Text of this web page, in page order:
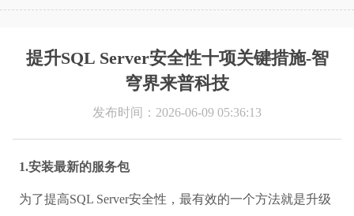
提升SQL Server安全性十项关键措施-智
穹界来普科技
发布时间：2026-06-09 05:36:13
1.安装最新的服务包
为了提高SQL Server安全性，最有效的一个方法就是升级